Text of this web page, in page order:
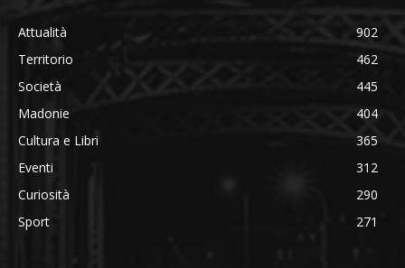
Attualità
902
Territorio
462
Società
445
Madonie
404
Cultura e Libri
365
Eventi
312
Curiosità
290
Sport
271